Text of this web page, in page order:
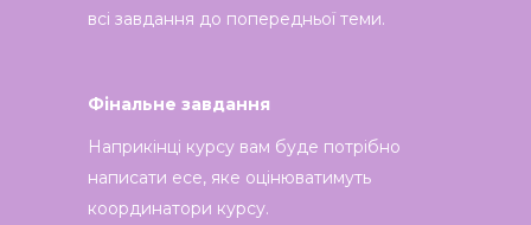
всі завдання до попередньої теми.
Фінальне завдання
Наприкінці курсу вам буде потрібно
написати есе, яке оцінюватимуть
координатори курсу.